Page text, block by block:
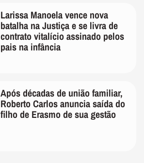
Larissa Manoela vence nova
batalha na Justiça e se livra de
contrato vitalício assinado pelos
pais na infância
Após décadas de união familiar,
Roberto Carlos anuncia saída do
filho de Erasmo de sua gestão